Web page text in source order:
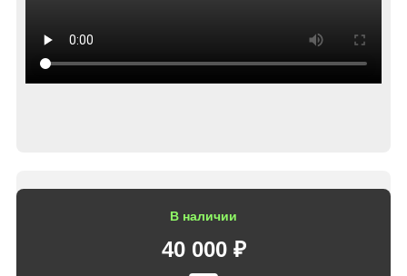
В наличии
40 000 ₽